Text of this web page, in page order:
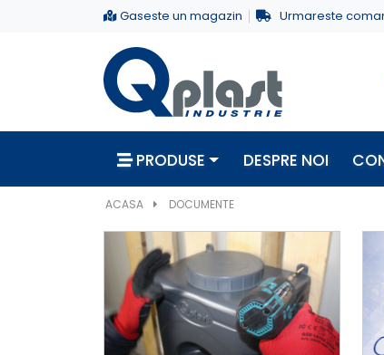
Gaseste un magazin Urmareste
PRODUSE DESPRE NOI
ACASA DOCUMENTE